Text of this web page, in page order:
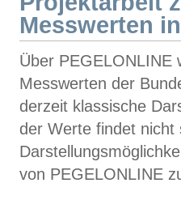
Messwerten
Über PEGELONLINE
Messwerten der
derzeit klassische
der Werte findet
von PEGELONLINE